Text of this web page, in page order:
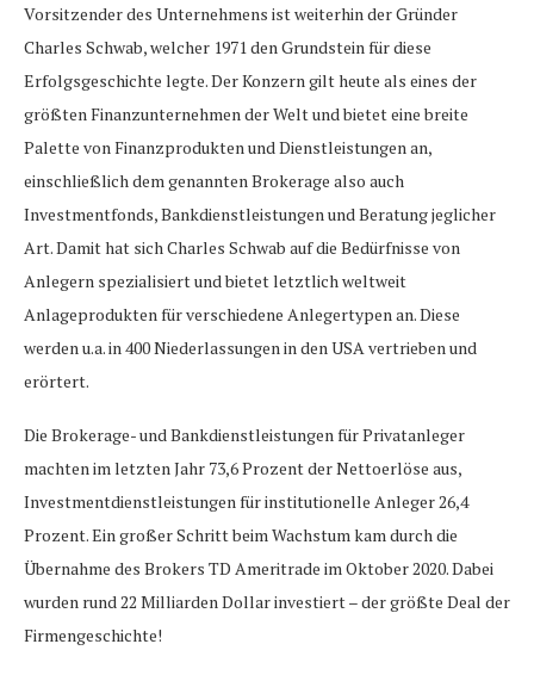
Vorsitzender des Unternehmens ist weiterhin der Gründer
Charles Schwab, welcher 1971 den Grundstein für diese
Erfolgsgeschichte legte. Der Konzern gilt heute als eines der
größten Finanzunternehmen der Welt und bietet eine breite
Palette von Finanzprodukten und Dienstleistungen an,
einschließlich dem genannten Brokerage also auch
Investmentfonds, Bankdienstleistungen und Beratung jeglicher
Art. Damit hat sich Charles Schwab auf die Bedürfnisse von
Anlegern spezialisiert und bietet letztlich weltweit
Anlageprodukten für verschiedene Anlegertypen an. Diese
werden u.a. in 400 Niederlassungen in den USA vertrieben und
erörtert.
Die Brokerage- und Bankdienstleistungen für Privatanleger
machten im letzten Jahr 73,6 Prozent der Nettoerlöse aus,
Investmentdienstleistungen für institutionelle Anleger 26,4
Prozent. Ein großer Schritt beim Wachstum kam durch die
Übernahme des Brokers TD Ameritrade im Oktober 2020. Dabei
wurden rund 22 Milliarden Dollar investiert – der größte Deal der
Firmengeschichte!